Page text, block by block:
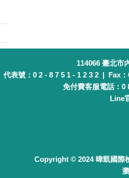
114066 臺北市
代表號：0 2 - 8 7 5 1 - 1 2 3 2 | Fax
免付費客服電話：0
Line
Copyright © 2024 暐凱國際